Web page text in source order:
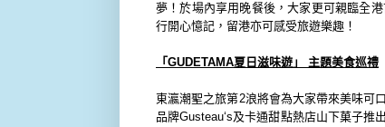
夢！於場內享用晚餐後，大家更可親臨全
行開心憶記， 留港亦可感受旅遊樂趣！
「 GUDETAMA夏日滋味遊」 主題美食巡禮
東瀛潮聖之旅第2浪將會為大家帶來美味可
品牌Gusteau‘s及卡通甜點熱店山下菓子推